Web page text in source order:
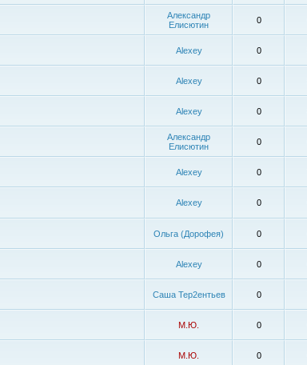
Александр
Елисютин
0
Alexey 0
Alexey 0
Alexey 0
Александр
Елисютин
0
Alexey 0
Alexey 0
Ольга (Дорофея) 0
Alexey 0
Саша Тер2ентьев 0
М.Ю. 0
М.Ю. 0